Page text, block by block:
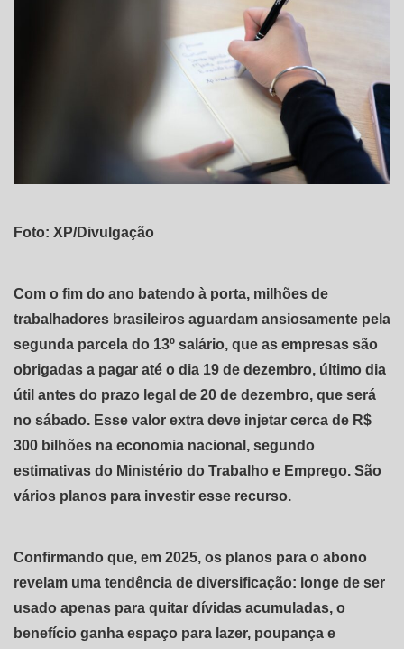
Foto: XP/Divulgação
Com o fim do ano batendo à porta, milhões de
trabalhadores brasileiros aguardam ansiosamente pela
segunda parcela do 13º salário, que as empresas são
obrigadas a pagar até o dia 19 de dezembro, último dia
útil antes do prazo legal de 20 de dezembro, que será
no sábado. Esse valor extra deve injetar cerca de R$
300 bilhões na economia nacional, segundo
estimativas do Ministério do Trabalho e Emprego. São
vários planos para investir esse recurso.
Confirmando que, em 2025, os planos para o abono
revelam uma tendência de diversificação: longe de ser
usado apenas para quitar dívidas acumuladas, o
benefício ganha espaço para lazer, poupança e